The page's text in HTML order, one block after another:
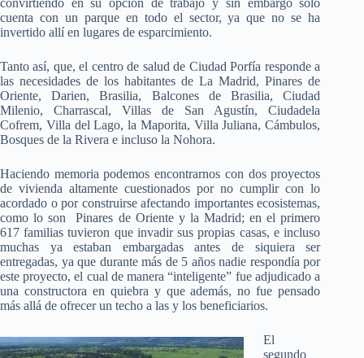
cuenta con un parque en todo el sector, ya que no se ha
invertido allí en lugares de esparcimiento.
Tanto así, que, el centro de salud de Ciudad Porfía responde a
las necesidades de los habitantes de La Madrid, Pinares de
Oriente, Darien, Brasilia, Balcones de Brasilia, Ciudad
Milenio, Charrascal, Villas de San Agustín, Ciudadela
Cofrem, Villa del Lago, la Maporita, Villa Juliana, Cámbulos,
Bosques de la Rivera e incluso la Nohora.
Haciendo memoria podemos encontrarnos con dos proyectos
de vivienda altamente cuestionados por no cumplir con lo
acordado o por construirse afectando importantes ecosistemas,
como lo son Pinares de Oriente y la Madrid; en el primero
617 familias tuvieron que invadir sus propias casas, e incluso
muchas ya estaban embargadas antes de siquiera ser
entregadas, ya que durante más de 5 años nadie respondía por
este proyecto, el cual de manera “inteligente” fue adjudicado a
una constructora en quiebra y que además, no fue pensado
más allá de ofrecer un techo a las y los beneficiarios.
El
segundo